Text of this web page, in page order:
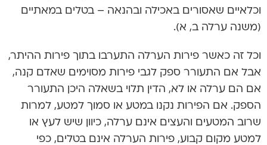
וכלאיים שאסורים באכילה ובהנאה – בטלים במאתיים
(משנה ערלה ב, א).
וכל זה כאשר פירות הערלה התערבו בתוך פירות ההיתר,
אבל אם התעורר ספק לגבי פירות מסוימים שאדם קנה,
אם הם ערלה או לא, הדין תלוי בשאלה היכן התעורר
הספק. אם הפירות נקנו במטע או סמוך למטע, למרות
שרוב המטעים והעצים אינם ערלה, כיוון שיש לעץ או
למטע מקום קבוע, פירות הערלה אינם בטלים, כפי